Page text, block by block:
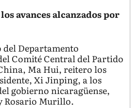
avances alcanzados por
Departamento
Comité Central del Partido
Ma Hui, reitero los
Xi Jinping, a los
gobierno nicaragüense,
Rosario Murillo.